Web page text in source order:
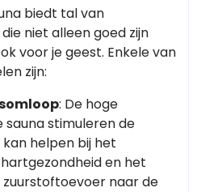
biedt tal van
niet alleen goed zijn
voor je geest. Enkele van
zijn:
: De hoge
stimuleren de
helpen bij het
en het
naar de